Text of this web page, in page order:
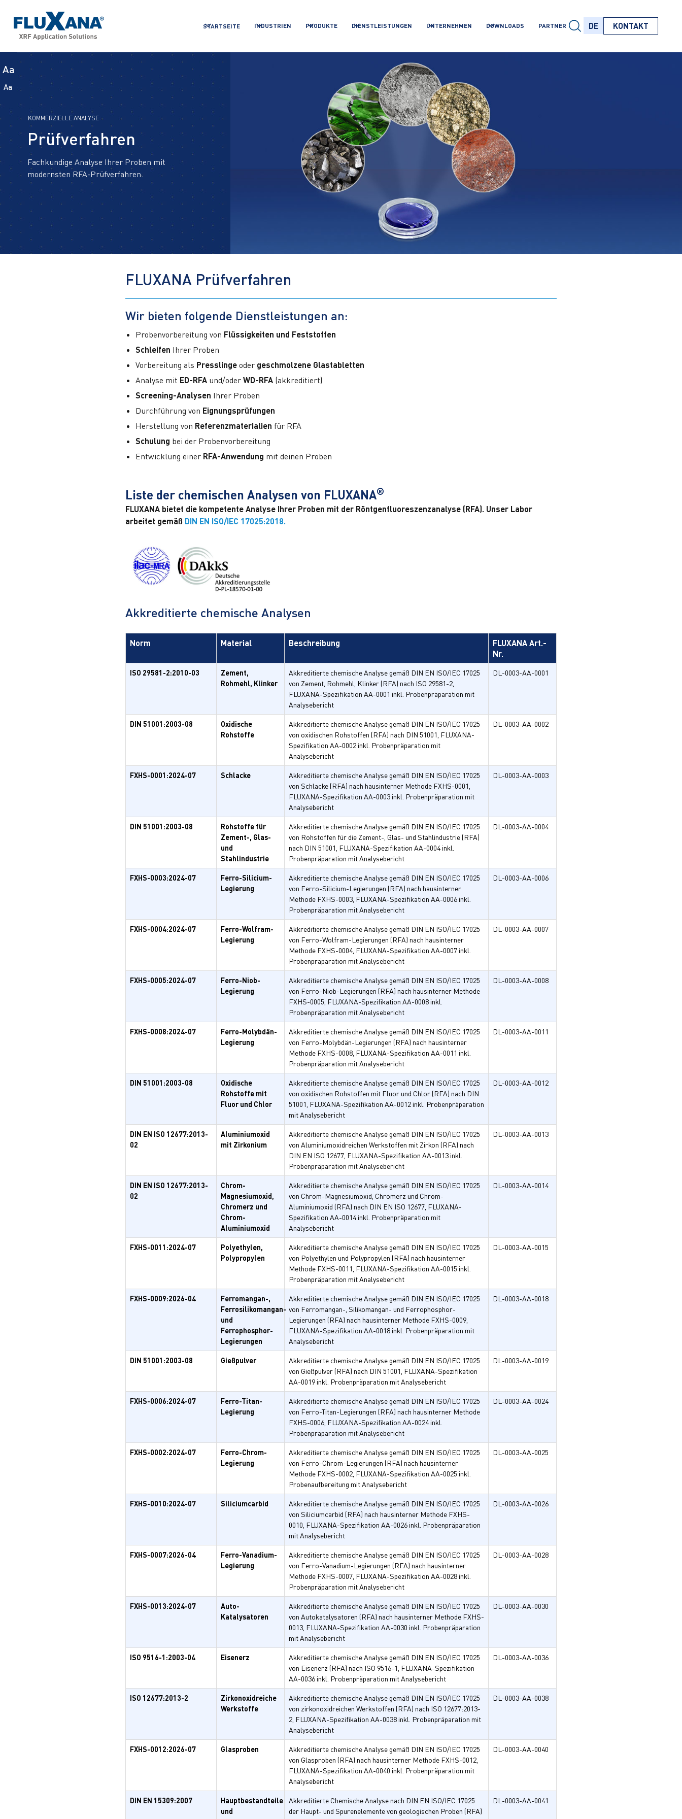
STARTSEITE INDUSTRIEN PRODUKTE DIENSTLEISTUNGEN UNTERNEHMEN DOWNLOADS PARTNER
DE
DE
KONTAKT
Aa
Aa
KOMMERZIELLE ANALYSE
Prüfverfahren
Fachkundige Analyse Ihrer Proben mit
modernsten RFA-Prüfverfahren.
FLUXANA Prüfverfahren
Wir bieten folgende Dienstleistungen an:
Probenvorbereitung von Flüssigkeiten und Feststoffen
Schleifen Ihrer Proben
Vorbereitung als Presslinge oder geschmolzene Glastabletten
Analyse mit ED-RFA und/oder WD-RFA (akkreditiert)
Screening-Analysen Ihrer Proben
Durchführung von Eignungsprüfungen
Herstellung von Referenzmaterialien für RFA
Schulung bei der Probenvorbereitung
Entwicklung einer RFA-Anwendung mit deinen Proben
Liste der chemischen Analysen von FLUXANA®
FLUXANA bietet die kompetente Analyse Ihrer Proben mit der Röntgenfluoreszenzanalyse (RFA). Unser Labor
arbeitet gemäß DIN EN ISO/IEC 17025:2018.
Akkreditierte chemische Analysen
Norm Material Beschreibung
FLUXANA Art.-
Nr.
ISO 29581-2:2010-03
Zement,
Rohmehl, Klinker
Akkreditierte chemische Analyse gemäß DIN EN ISO/IEC 17025
von Zement, Rohmehl, Klinker (RFA) nach ISO 29581-2,
FLUXANA-Spezifikation AA-0001 inkl. Probenpräparation mit
Analysebericht
DL-0003-AA-0001
DIN 51001:2003-08
Oxidische
Rohstoffe
Akkreditierte chemische Analyse gemäß DIN EN ISO/IEC 17025
von oxidischen Rohstoffen (RFA) nach DIN 51001, FLUXANA-
Spezifikation AA-0002 inkl. Probenpräparation mit
Analysebericht
DL-0003-AA-0002
FXHS-0001:2024-07 Schlacke
Akkreditierte chemische Analyse gemäß DIN EN ISO/IEC 17025
von Schlacke (RFA) nach hausinterner Methode FXHS-0001,
FLUXANA-Spezifikation AA-0003 inkl. Probenpräparation mit
Analysebericht
DL-0003-AA-0003
DIN 51001:2003-08
Rohstoffe für
Zement-, Glas-
und
Stahlindustrie
Akkreditierte chemische Analyse gemäß DIN EN ISO/IEC 17025
von Rohstoffen für die Zement-, Glas- und Stahlindustrie (RFA)
nach DIN 51001, FLUXANA-Spezifikation AA-0004 inkl.
Probenpräparation mit Analysebericht
DL-0003-AA-0004
FXHS-0003:2024-07
Ferro-Silicium-
Legierung
Akkreditierte chemische Analyse gemäß DIN EN ISO/IEC 17025
von Ferro-Silicium-Legierungen (RFA) nach hausinterner
Methode FXHS-0003, FLUXANA-Spezifikation AA-0006 inkl.
Probenpräparation mit Analysebericht
DL-0003-AA-0006
FXHS-0004:2024-07
Ferro-Wolfram-
Legierung
Akkreditierte chemische Analyse gemäß DIN EN ISO/IEC 17025
von Ferro-Wolfram-Legierungen (RFA) nach hausinterner
Methode FXHS-0004, FLUXANA-Spezifikation AA-0007 inkl.
Probenpräparation mit Analysebericht
DL-0003-AA-0007
FXHS-0005:2024-07
Ferro-Niob-
Legierung
Akkreditierte chemische Analyse gemäß DIN EN ISO/IEC 17025
von Ferro-Niob-Legierungen (RFA) nach hausinterner Methode
FXHS-0005, FLUXANA-Spezifikation AA-0008 inkl.
Probenpräparation mit Analysebericht
DL-0003-AA-0008
FXHS-0008:2024-07
Ferro-Molybdän-
Legierung
Akkreditierte chemische Analyse gemäß DIN EN ISO/IEC 17025
von Ferro-Molybdän-Legierungen (RFA) nach hausinterner
Methode FXHS-0008, FLUXANA-Spezifikation AA-0011 inkl.
Probenpräparation mit Analysebericht
DL-0003-AA-0011
DIN 51001:2003-08
Oxidische
Rohstoffe mit
Fluor und Chlor
Akkreditierte chemische Analyse gemäß DIN EN ISO/IEC 17025
von oxidischen Rohstoffen mit Fluor und Chlor (RFA) nach DIN
51001, FLUXANA-Spezifikation AA-0012 inkl. Probenpräparation
mit Analysebericht
DL-0003-AA-0012
DIN EN ISO 12677:2013-
02
Aluminiumoxid
mit Zirkonium
Akkreditierte chemische Analyse gemäß DIN EN ISO/IEC 17025
von Aluminiumoxidreichen Werkstoffen mit Zirkon (RFA) nach
DIN EN ISO 12677, FLUXANA-Spezifikation AA-0013 inkl.
Probenpräparation mit Analysebericht
DL-0003-AA-0013
DIN EN ISO 12677:2013-
02
Chrom-
Magnesiumoxid,
Chromerz und
Chrom-
Aluminiumoxid
Akkreditierte chemische Analyse gemäß DIN EN ISO/IEC 17025
von Chrom-Magnesiumoxid, Chromerz und Chrom-
Aluminiumoxid (RFA) nach DIN EN ISO 12677, FLUXANA-
Spezifikation AA-0014 inkl. Probenpräparation mit
Analysebericht
DL-0003-AA-0014
FXHS-0011:2024-07
Polyethylen,
Polypropylen
Akkreditierte chemische Analyse gemäß DIN EN ISO/IEC 17025
von Polyethylen und Polypropylen (RFA) nach hausinterner
Methode FXHS-0011, FLUXANA-Spezifikation AA-0015 inkl.
Probenpräparation mit Analysebericht
DL-0003-AA-0015
FXHS-0009:2026-04
Ferromangan-,
Ferrosilikomangan-
und
Ferrophosphor-
Legierungen
Akkreditierte chemische Analyse gemäß DIN EN ISO/IEC 17025
von Ferromangan-, Silikomangan- und Ferrophosphor-
Legierungen (RFA) nach hausinterner Methode FXHS-0009,
FLUXANA-Spezifikation AA-0018 inkl. Probenpräparation mit
Analysebericht
DL-0003-AA-0018
DIN 51001:2003-08 Gießpulver
Akkreditierte chemische Analyse gemäß DIN EN ISO/IEC 17025
von Gießpulver (RFA) nach DIN 51001, FLUXANA-Spezifikation
AA-0019 inkl. Probenpräparation mit Analysebericht
DL-0003-AA-0019
FXHS-0006:2024-07
Ferro-Titan-
Legierung
Akkreditierte chemische Analyse gemäß DIN EN ISO/IEC 17025
von Ferro-Titan-Legierungen (RFA) nach hausinterner Methode
FXHS-0006, FLUXANA-Spezifikation AA-0024 inkl.
Probenpräparation mit Analysebericht
DL-0003-AA-0024
FXHS-0002:2024-07
Ferro-Chrom-
Legierung
Akkreditierte chemische Analyse gemäß DIN EN ISO/IEC 17025
von Ferro-Chrom-Legierungen (RFA) nach hausinterner
Methode FXHS-0002, FLUXANA-Spezifikation AA-0025 inkl.
Probenaufbereitung mit Analysebericht
DL-0003-AA-0025
FXHS-0010:2024-07 Siliciumcarbid
Akkreditierte chemische Analyse gemäß DIN EN ISO/IEC 17025
von Siliciumcarbid (RFA) nach hausinterner Methode FXHS-
0010, FLUXANA-Spezifikation AA-0026 inkl. Probenpräparation
mit Analysebericht
DL-0003-AA-0026
FXHS-0007:2026-04
Ferro-Vanadium-
Legierung
Akkreditierte chemische Analyse gemäß DIN EN ISO/IEC 17025
von Ferro-Vanadium-Legierungen (RFA) nach hausinterner
Methode FXHS-0007, FLUXANA-Spezifikation AA-0028 inkl.
Probenpräparation mit Analysebericht
DL-0003-AA-0028
FXHS-0013:2024-07
Auto-
Katalysatoren
Akkreditierte chemische Analyse gemäß DIN EN ISO/IEC 17025
von Autokatalysatoren (RFA) nach hausinterner Methode FXHS-
0013, FLUXANA-Spezifikation AA-0030 inkl. Probenpräparation
mit Analysebericht
DL-0003-AA-0030
ISO 9516-1:2003-04 Eisenerz
Akkreditierte chemische Analyse gemäß DIN EN ISO/IEC 17025
von Eisenerz (RFA) nach ISO 9516-1, FLUXANA-Spezifikation
AA-0036 inkl. Probenpräparation mit Analysebericht
DL-0003-AA-0036
ISO 12677:2013-2
Zirkonoxidreiche
Werkstoffe
Akkreditierte chemische Analyse gemäß DIN EN ISO/IEC 17025
von zirkonoxidreichen Werkstoffen (RFA) nach ISO 12677:2013-
2, FLUXANA-Spezifikation AA-0038 inkl. Probenpräparation mit
Analysebericht
DL-0003-AA-0038
FXHS-0012:2026-07 Glasproben
Akkreditierte chemische Analyse gemäß DIN EN ISO/IEC 17025
von Glasproben (RFA) nach hausinterner Methode FXHS-0012,
FLUXANA-Spezifikation AA-0040 inkl. Probenpräparation mit
Analysebericht
DL-0003-AA-0040
DIN EN 15309:2007
Hauptbestandteile
und
Akkreditierte Chemische Analyse nach DIN EN ISO/IEC 17025
der Haupt- und Spurenelemente von geologischen Proben (RFA)
DL-0003-AA-0041